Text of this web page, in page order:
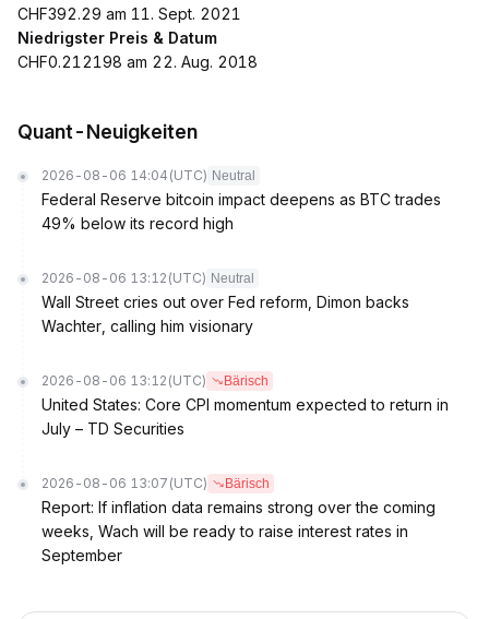
CHF392.29 am 11. Sept. 2021
Niedrigster Preis & Datum
CHF0.212198 am 22. Aug. 2018
Quant-Neuigkeiten
2026-08-06 14:04 (UTC) Neutral
Federal Reserve bitcoin impact deepens as BTC trades
49% below its record high
2026-08-06 13:12 (UTC) Neutral
Wall Street cries out over Fed reform, Dimon backs
Wachter, calling him visionary
2026-08-06 13:12 (UTC) Bärisch
United States: Core CPI momentum expected to return in
July – TD Securities
2026-08-06 13:07 (UTC) Bärisch
Report: If inflation data remains strong over the coming
weeks, Wach will be ready to raise interest rates in
September